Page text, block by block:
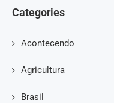
Categories
Acontecendo
Agricultura
Brasil